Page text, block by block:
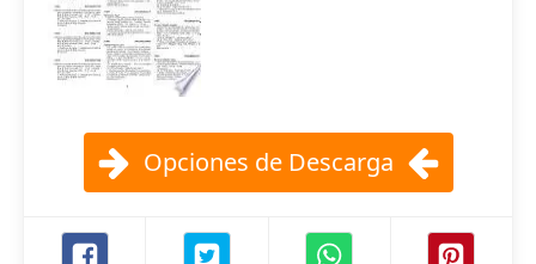
Opciones de Descarga